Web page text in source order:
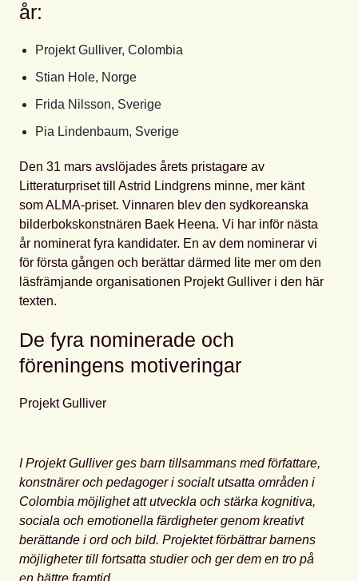
år:
Projekt Gulliver, Colombia
Stian Hole, Norge
Frida Nilsson, Sverige
Pia Lindenbaum, Sverige
Den 31 mars avslöjades årets pristagare av
Litteraturpriset till Astrid Lindgrens minne, mer känt
som ALMA-priset. Vinnaren blev den sydkoreanska
bilderbokskonstnären Baek Heena. Vi har inför nästa
år nominerat fyra kandidater. En av dem nominerar vi
för första gången och berättar därmed lite mer om den
läsfrämjande organisationen Projekt Gulliver i den här
texten.
De fyra nominerade och
föreningens motiveringar
Projekt Gulliver
I Projekt Gulliver ges barn tillsammans med författare,
konstnärer och pedagoger i socialt utsatta områden i
Colombia möjlighet att utveckla och stärka kognitiva,
sociala och emotionella färdigheter genom kreativt
berättande i ord och bild. Projektet förbättrar barnens
möjligheter till fortsatta studier och ger dem en tro på
en bättre framtid.